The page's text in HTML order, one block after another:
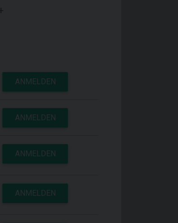
ANMELDEN
ANMELDEN
ANMELDEN
ANMELDEN